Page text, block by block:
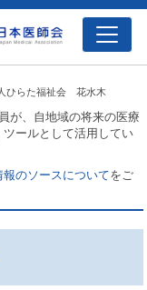
ひらた福祉会 花水木
が、自地域の将来の医療
ールとして活用してい
報のソースについてをご